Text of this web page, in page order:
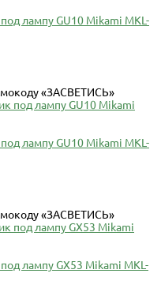
лампу GU10 Mikami MKL-
«ЗАСВЕТИСЬ»
лампу GU10 Mikami MKL-
«ЗАСВЕТИСЬ»
лампу GX53 Mikami MKL-